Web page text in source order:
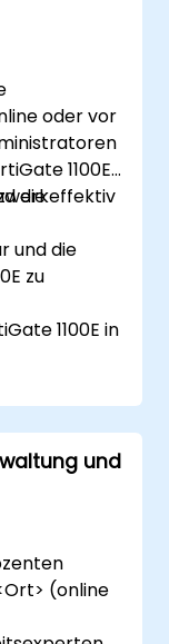
oder vor
1100E
die
und die
zu
1100E in
zu
und
(online